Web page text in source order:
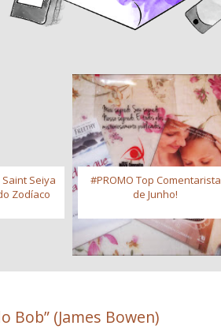
Seiya
Zodíaco
#PROMO Top Comentarista
de Junho!
Bob” (James Bowen)